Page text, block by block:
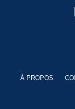
À PROPOS